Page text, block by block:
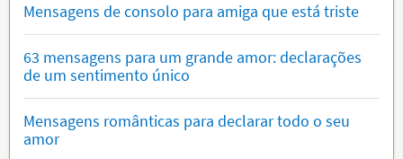
Mensagens de consolo para amiga que está triste
63 mensagens para um grande amor: declarações
de um sentimento único
Mensagens românticas para declarar todo o seu
amor